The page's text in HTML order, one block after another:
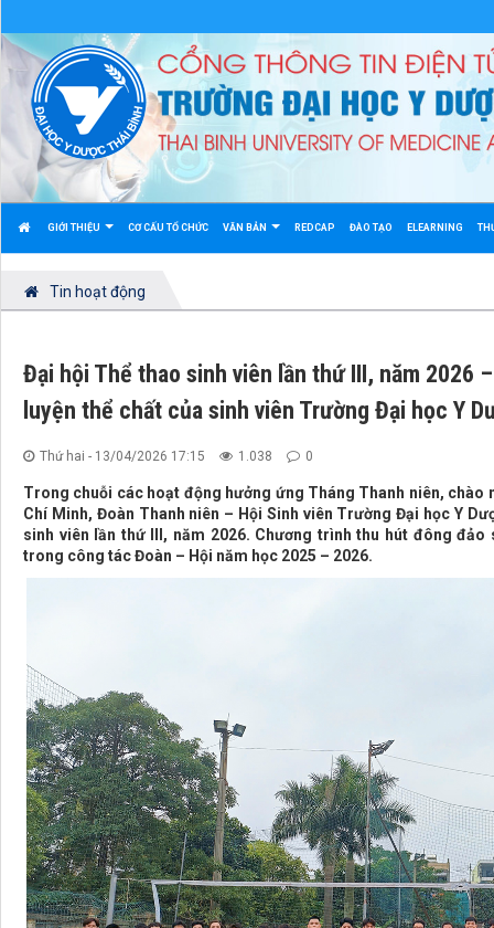
GIỚI THIỆU CƠ CẤU TỔ CHỨC VĂN BẢN REDCAP ĐÀO TẠO ELEARNING
Tin hoạt động
Đại hội Thể thao sinh viên lần thứ III, năm 2026
luyện thể chất của sinh viên Trường Đại học Y
Thứ hai - 13/04/2026 17:15 1.038 0
Trong chuỗi các hoạt động hưởng ứng Tháng Thanh niên, chào
Chí Minh, Đoàn Thanh niên – Hội Sinh viên Trường Đại học Y
sinh viên lần thứ III, năm 2026. Chương trình thu hút đông
trong công tác Đoàn – Hội năm học 2025 – 2026.